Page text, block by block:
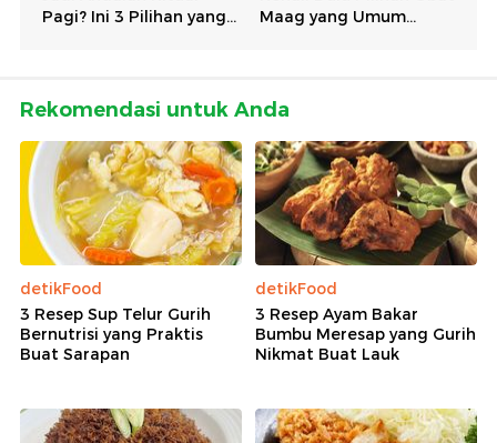
Rekomendasi untuk Anda
detikFood
3 Resep Sup Telur Gurih
Bernutrisi yang Praktis
Buat Sarapan
detikFood
3 Resep Ayam Bakar
Bumbu Meresap yang Gurih
Nikmat Buat Lauk